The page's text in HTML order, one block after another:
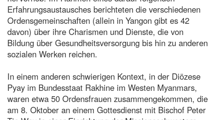
Erfahrungsaustausches berichteten die verschiedenen
Ordensgemeinschaften (allein in Yangon gibt es 42
davon) über ihre Charismen und Dienste, die von
Bildung über Gesundheitsversorgung bis hin zu anderen
sozialen Werken reichen.
In einem anderen schwierigen Kontext, in der Diözese
Pyay im Bundesstaat Rakhine im Westen Myanmars,
waren etwa 50 Ordensfrauen zusammengekommen, die
am 8. Oktober an einem Gottesdienst mit Bischof Peter